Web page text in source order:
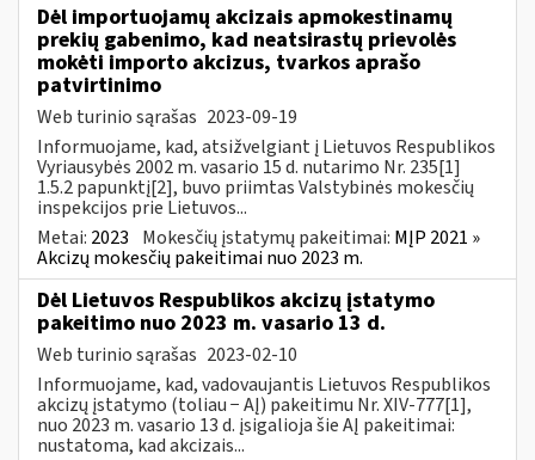
Dėl importuojamų akcizais apmokestinamų
prekių gabenimo, kad neatsirastų prievolės
mokėti importo akcizus, tvarkos aprašo
patvirtinimo
Web turinio sąrašas 2023-09-19
Informuojame, kad, atsižvelgiant į Lietuvos Respublikos
Vyriausybės 2002 m. vasario 15 d. nutarimo Nr. 235[1]
1.5.2 papunktį[2], buvo priimtas Valstybinės mokesčių
inspekcijos prie Lietuvos...
Metai: 2023 Mokesčių įstatymų pakeitimai: MĮP 2021 »
Akcizų mokesčių pakeitimai nuo 2023 m.
Dėl Lietuvos Respublikos akcizų įstatymo
pakeitimo nuo 2023 m. vasario 13 d.
Web turinio sąrašas 2023-02-10
Informuojame, kad, vadovaujantis Lietuvos Respublikos
akcizų įstatymo (toliau − AĮ) pakeitimu Nr. XIV-777[1],
nuo 2023 m. vasario 13 d. įsigalioja šie AĮ pakeitimai:
nustatoma, kad akcizais...